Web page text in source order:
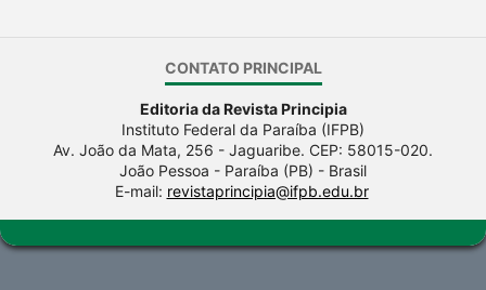
CONTATO PRINCIPAL
Editoria da Revista Principia
Instituto Federal da Paraíba (IFPB)
Av. João da Mata, 256 - Jaguaribe. CEP: 58015-020.
João Pessoa - Paraíba (PB) - Brasil
E-mail: revistaprincipia@ifpb.edu.br